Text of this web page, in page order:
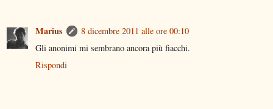
Marius
8 dicembre 2011 alle ore 00:10
Gli anonimi mi sembrano ancora più fiacchi.
Rispondi